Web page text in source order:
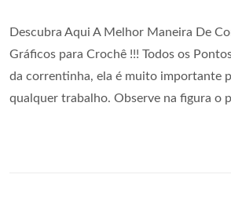
Descubra Aqui A Melhor Maneira De
Gráficos para Crochê !!! Todos os
da correntinha, ela é muito importante
qualquer trabalho. Observe na figura o